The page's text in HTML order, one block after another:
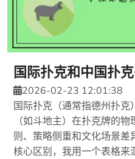
国际扑克和中国扑
2026-02-23 12:01:38
国际扑克（通常指德州扑
（如斗地主）在扑克牌的
则、策略侧重和文化场景
核心区别，我用一个表格来